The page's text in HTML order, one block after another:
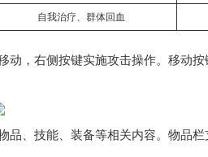
自我治疗、群体回血
动，右侧按键实施攻击操作。移动
品、技能、装备等相关内容。物品